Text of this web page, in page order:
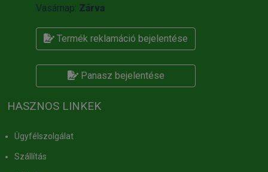
Vasárnap: Zárva
Termék reklamáció bejelentése
Panasz bejelentése
HASZNOS LINKEK
Ügyfélszolgálat
Szállítás